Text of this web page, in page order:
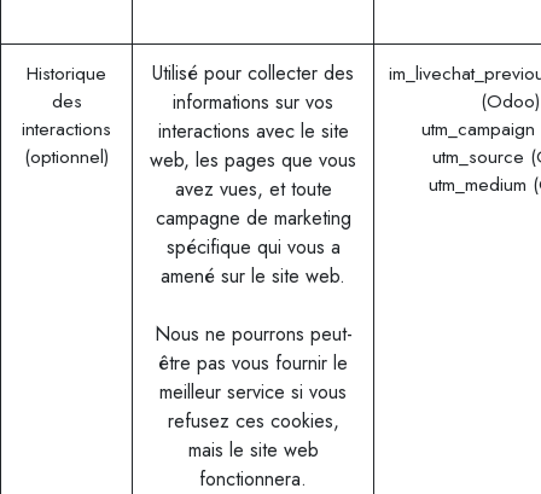
Historique
des
interactions
(optionnel)
Utilisé pour collecter des
informations sur vos
interactions avec le site
web, les pages que vous
avez vues, et toute
campagne de marketing
spécifique qui vous a
amené sur le site web.
Nous ne pourrons peut-
être pas vous fournir le
meilleur service si vous
refusez ces cookies,
mais le site web
fonctionnera.
(Odoo)
utm_source
utm_medium